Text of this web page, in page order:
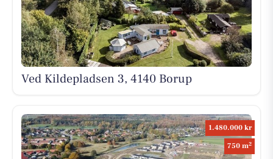
Ved Kildepladsen 3, 4140 Borup
1.480.000 kr
750 m2